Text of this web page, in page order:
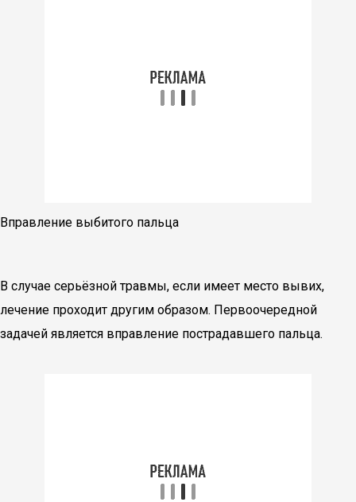
Вправление выбитого пальца
В случае серьёзной травмы, если имеет место вывих,
лечение проходит другим образом. Первоочередной
задачей является вправление пострадавшего пальца.